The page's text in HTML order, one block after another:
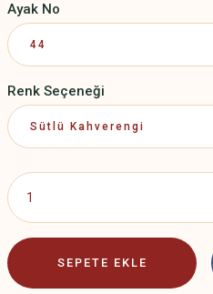
Ayak No
Renk Seçeneği
SEPETE EKLE